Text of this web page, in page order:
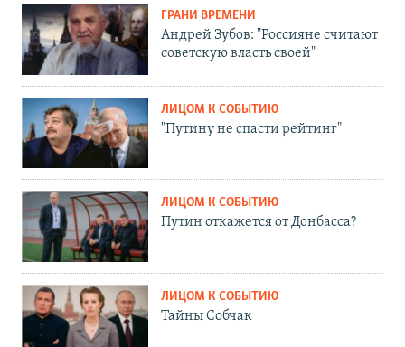
ГРАНИ ВРЕМЕНИ
Андрей Зубов: "Россияне считают
советскую власть своей"
ЛИЦОМ К СОБЫТИЮ
"Путину не спасти рейтинг"
ЛИЦОМ К СОБЫТИЮ
Путин откажется от Донбасса?
ЛИЦОМ К СОБЫТИЮ
Тайны Собчак